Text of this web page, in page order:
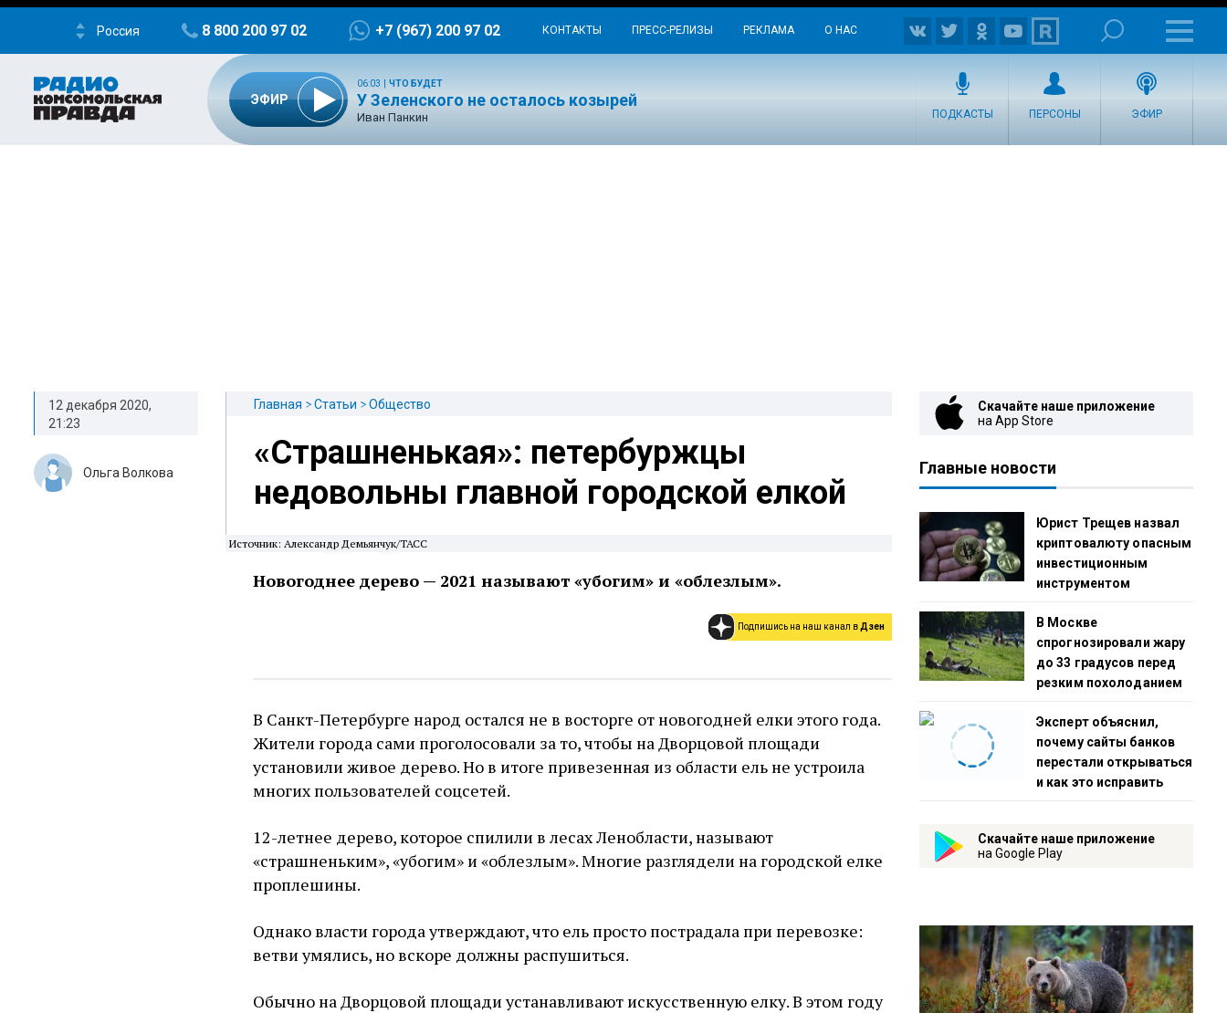
Россия 8 800 200 97 02 +7 (967) 200 97 02 КОНТАКТЫ ПРЕСС-РЕЛИЗЫ РЕКЛАМА О НАС
ЭФИР
06:03 ЧТО БУДЕТ
У Зеленского не осталось козырей
Иван Панкин ПОДКАСТЫ ПЕРСОНЫ ЭФИР
Главная Статьи Общество
«Страшненькая»: петербуржцы
недовольны главной городской елкой
Источник: Александр Демьянчук/ТАСС
Новогоднее дерево — 2021 называют «убогим» и «облезлым».
Подпишись на наш канал вДзен
В Санкт-Петербурге народ остался не в восторге от новогодней елки этого года.
Жители города сами проголосовали за то, чтобы на Дворцовой площади
установили живое дерево. Но в итоге привезенная из области ель не устроила
многих пользователей соцсетей.
12-летнее дерево, которое спилили в лесах Ленобласти, называют
«страшненьким», «убогим» и «облезлым». Многие разглядели на городской елке
проплешины.
Однако власти города утверждают, что ель просто пострадала при перевозке:
ветви умялись, но вскоре должны распушиться.
Обычно на Дворцовой площади устанавливают искусственную елку. В этом году
12 декабря 2020,
21:23
Ольга Волкова
Скачайте наше приложение
на App Store
Главные новости
Юрист Трещев назвал
криптовалюту опасным
инвестиционным
инструментом
В Москве
спрогнозировали жару
до 33 градусов перед
резким похолоданием
Эксперт объяснил,
почему сайты банков
перестали открываться
и как это исправить
Скачайте наше приложение
на Google Play